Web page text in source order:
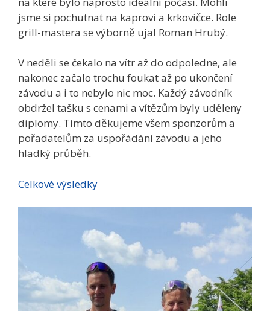
jsme si pochutnat na kaprovi a krkovičce. Role
grill-mastera se výborně ujal Roman Hrubý.
V neděli se čekalo na vítr až do odpoledne, ale
nakonec začalo trochu foukat až po ukončení
závodu a i to nebylo nic moc. Každý závodník
obdržel tašku s cenami a vítězům byly uděleny
diplomy. Tímto děkujeme všem sponzorům a
pořadatelům za uspořádání závodu a jeho
hladký průběh.
Celkové výsledky